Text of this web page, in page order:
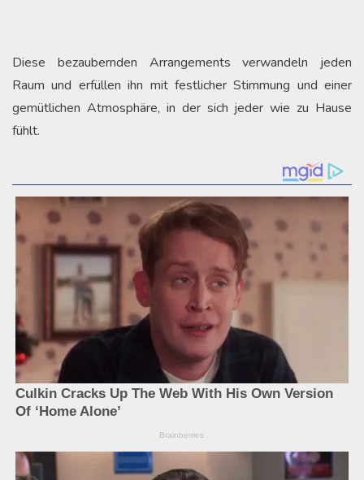
Diese bezaubernden Arrangements verwandeln jeden
Raum und erfüllen ihn mit festlicher Stimmung und einer
gemütlichen Atmosphäre, in der sich jeder wie zu Hause
fühlt.